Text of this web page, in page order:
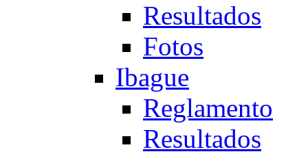
Resultados
Fotos
Ibague
Reglamento
Resultados